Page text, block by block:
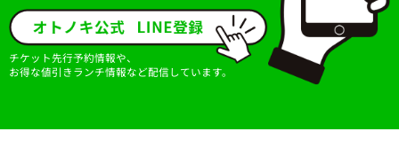
チケット先行予約情報や、
お得な値引きランチ情報など配信しています。